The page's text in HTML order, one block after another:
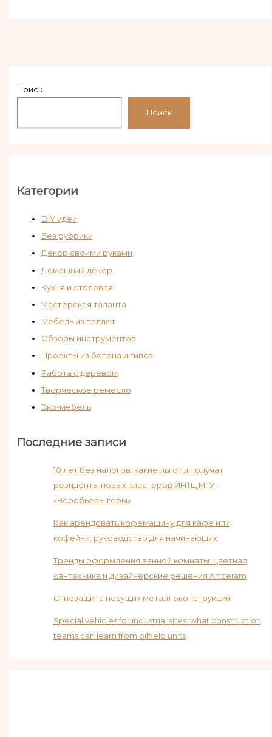
Поиск
Поиск
Категории
DIY идеи
Без рубрики
Декор своими руками
Домашний декор
Кухня и столовая
Мастерская таланта
Мебель из паллет
Обзоры инструментов
Проекты из бетона и гипса
Работа с деревом
Творческое ремесло
Эко-мебель
Последние записи
10 лет без налогов: какие льготы получат
резиденты новых кластеров ИНТЦ МГУ
«Воробьевы горы»
Как арендовать кофемашину для кафе или
кофейни: руководство для начинающих
Тренды оформления ванной комнаты: цветная
сантехника и дизайнерские решения Artceram
Огнезащита несущих металлоконструкций
Special vehicles for industrial sites: what construction
teams can learn from oilfield units